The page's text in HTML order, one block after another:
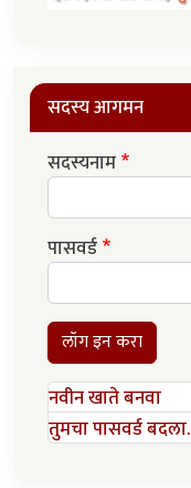
सदस्य आगमन
सदस्यनाम
पासवर्ड
लॉग इन करा
नवीन खाते बनवा
तुमचा पासवर्ड बदला.